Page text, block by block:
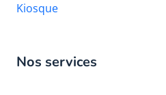
Kiosque
Nos services